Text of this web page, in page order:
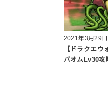
2021年3月29日
【ドラクエウ
バオムLv30攻